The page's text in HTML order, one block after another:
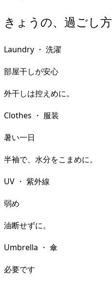
きょうの、過ごし方
Laundry ・ 洗濯
部屋干しが安心
外干しは控えめに。
Clothes ・ 服装
暑い一日
半袖で、水分をこまめに。
UV ・ 紫外線
弱め
油断せずに。
Umbrella ・ 傘
必要です